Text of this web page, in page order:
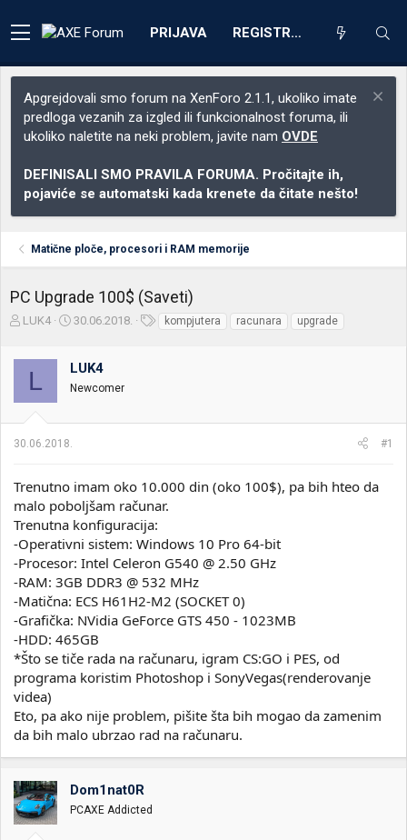
PRIJAVA REGISTRACIJA
Apgrejdovali smo forum na XenForo 2.1.1, ukoliko imate
predloga vezanih za izgled ili funkcionalnost foruma, ili
ukoliko naletite na neki problem, javite nam OVDE
DEFINISALI SMO PRAVILA FORUMA. Pročitajte ih,
pojaviće se automatski kada krenete da čitate nešto!
Matične ploče, procesori i RAM memorije
PC Upgrade 100$ (Saveti)
Z
n
t
m
LUK4
D
u
m
t
j
a
30.06.2018. kompjutera racunara upgrade
L LUK4
Newcomer
30.06.2018. #1
Trenutno imam oko 10.000 din (oko 100$), pa bih hteo da
malo poboljšam računar.
Trenutna konfiguracija:
-Operativni sistem: Windows 10 Pro 64-bit
-Procesor: Intel Celeron G540 @ 2.50 GHz
-RAM: 3GB DDR3 @ 532 MHz
-Matična: ECS H61H2-M2 (SOCKET 0)
-Grafička: NVidia GeForce GTS 450 - 1023MB
-HDD: 465GB
*Što se tiče rada na računaru, igram CS:GO i PES, od
programa koristim Photoshop i SonyVegas(renderovanje
videa)
Eto, pa ako nije problem, pišite šta bih mogao da zamenim
da bih malo ubrzao rad na računaru.
Dom1nat0R
PCAXE Addicted